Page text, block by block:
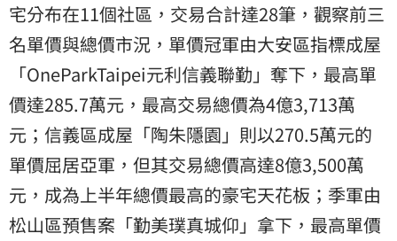
宅分布在11個社區，交易合計達28筆，觀察前三
名單價與總價市況，單價冠軍由大安區指標成屋
「OneParkTaipei元利信義聯勤」奪下，最高單
價達285.7萬元，最高交易總價為4億3,713萬
元；信義區成屋「陶朱隱園」則以270.5萬元的
單價屈居亞軍，但其交易總價高達8億3,500萬
元，成為上半年總價最高的豪宅天花板；季軍由
松山區預售案「勤美璞真城仰」拿下，最高單價